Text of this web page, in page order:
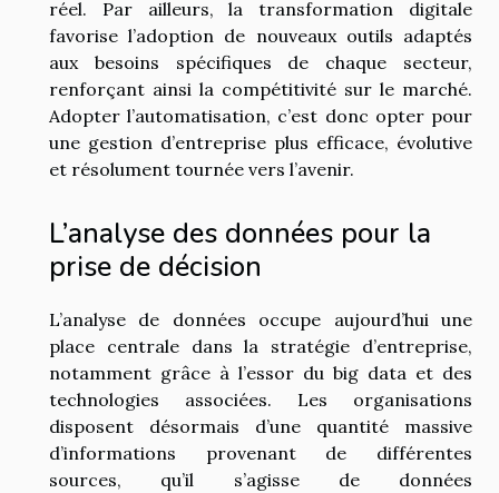
réel. Par ailleurs, la transformation digitale
favorise l’adoption de nouveaux outils adaptés
aux besoins spécifiques de chaque secteur,
renforçant ainsi la compétitivité sur le marché.
Adopter l’automatisation, c’est donc opter pour
une gestion d’entreprise plus efficace, évolutive
et résolument tournée vers l’avenir.
L’analyse des données pour la
prise de décision
L’analyse de données occupe aujourd’hui une
place centrale dans la stratégie d’entreprise,
notamment grâce à l’essor du big data et des
technologies associées. Les organisations
disposent désormais d’une quantité massive
d’informations provenant de différentes
sources, qu’il s’agisse de données